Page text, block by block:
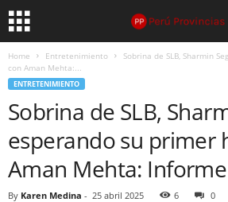
Home Entretenimiento
Sobrina de SLB, Sharmin
con Aman Mehta:...
ENTRETENIMIENTO
Sobrina de SLB,
esperando su primer
Aman Mehta: Informe
By Karen Medina - 25 abril 2025 6 0